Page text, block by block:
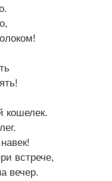
кошелек.
встрече,
вечер.